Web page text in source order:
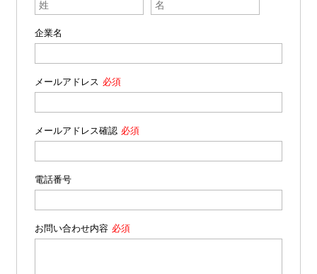
企業名
メールアドレス
メールアドレス確認
電話番号
お問い合わせ内容